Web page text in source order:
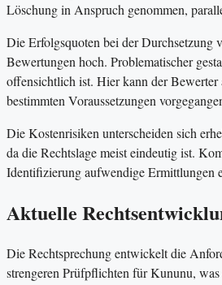
Löschung in Anspruch genommen,
Die Erfolgsquoten bei der Durchsetzung
Bewertungen hoch. Problematischer
offensichtlich ist. Hier kann der Bewerter
bestimmten Voraussetzungen
Die Kostenrisiken unterscheiden sich
da die Rechtslage meist eindeutig ist.
Identifizierung aufwendige Ermittlungen
Aktuelle
Die Rechtsprechung entwickelt die
strengeren Prüfpflichten für Kununu,